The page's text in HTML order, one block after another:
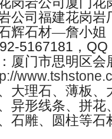
公司福建花岗岩
辉石材—詹小姐
5167181 ， QQ
厦门市思明区会
大理石、薄板、
异形线条、拼花
石雕、圆柱等石